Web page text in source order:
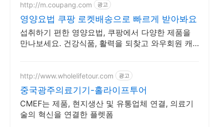
http://m.coupang.com 광고
영양요법 쿠팡 로켓배송으로 빠르게 받아봐요
섭취하기 편한 영양요법, 쿠팡에서 다양한 제품을
만나보세요. 건강식품, 활력을 되찾고 와우회원 캐
http://www.wholelifetour.com 광고
중국광주의료기기-홀라이프투어
CMEF는 제품, 현지생산 및 유통업체 연결, 의료기
술의 혁신을 연결한 플렛폼